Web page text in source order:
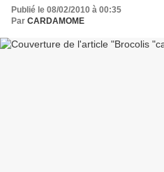
Publié le 08/02/2010 à 00:35
Par CARDAMOME